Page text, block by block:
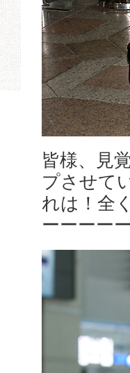
皆様、見
プさせて
れは！全
ーーーー